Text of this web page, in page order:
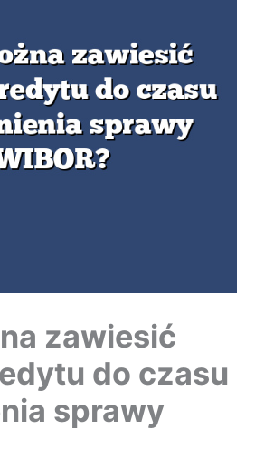
zawiesić
do czasu
sprawy